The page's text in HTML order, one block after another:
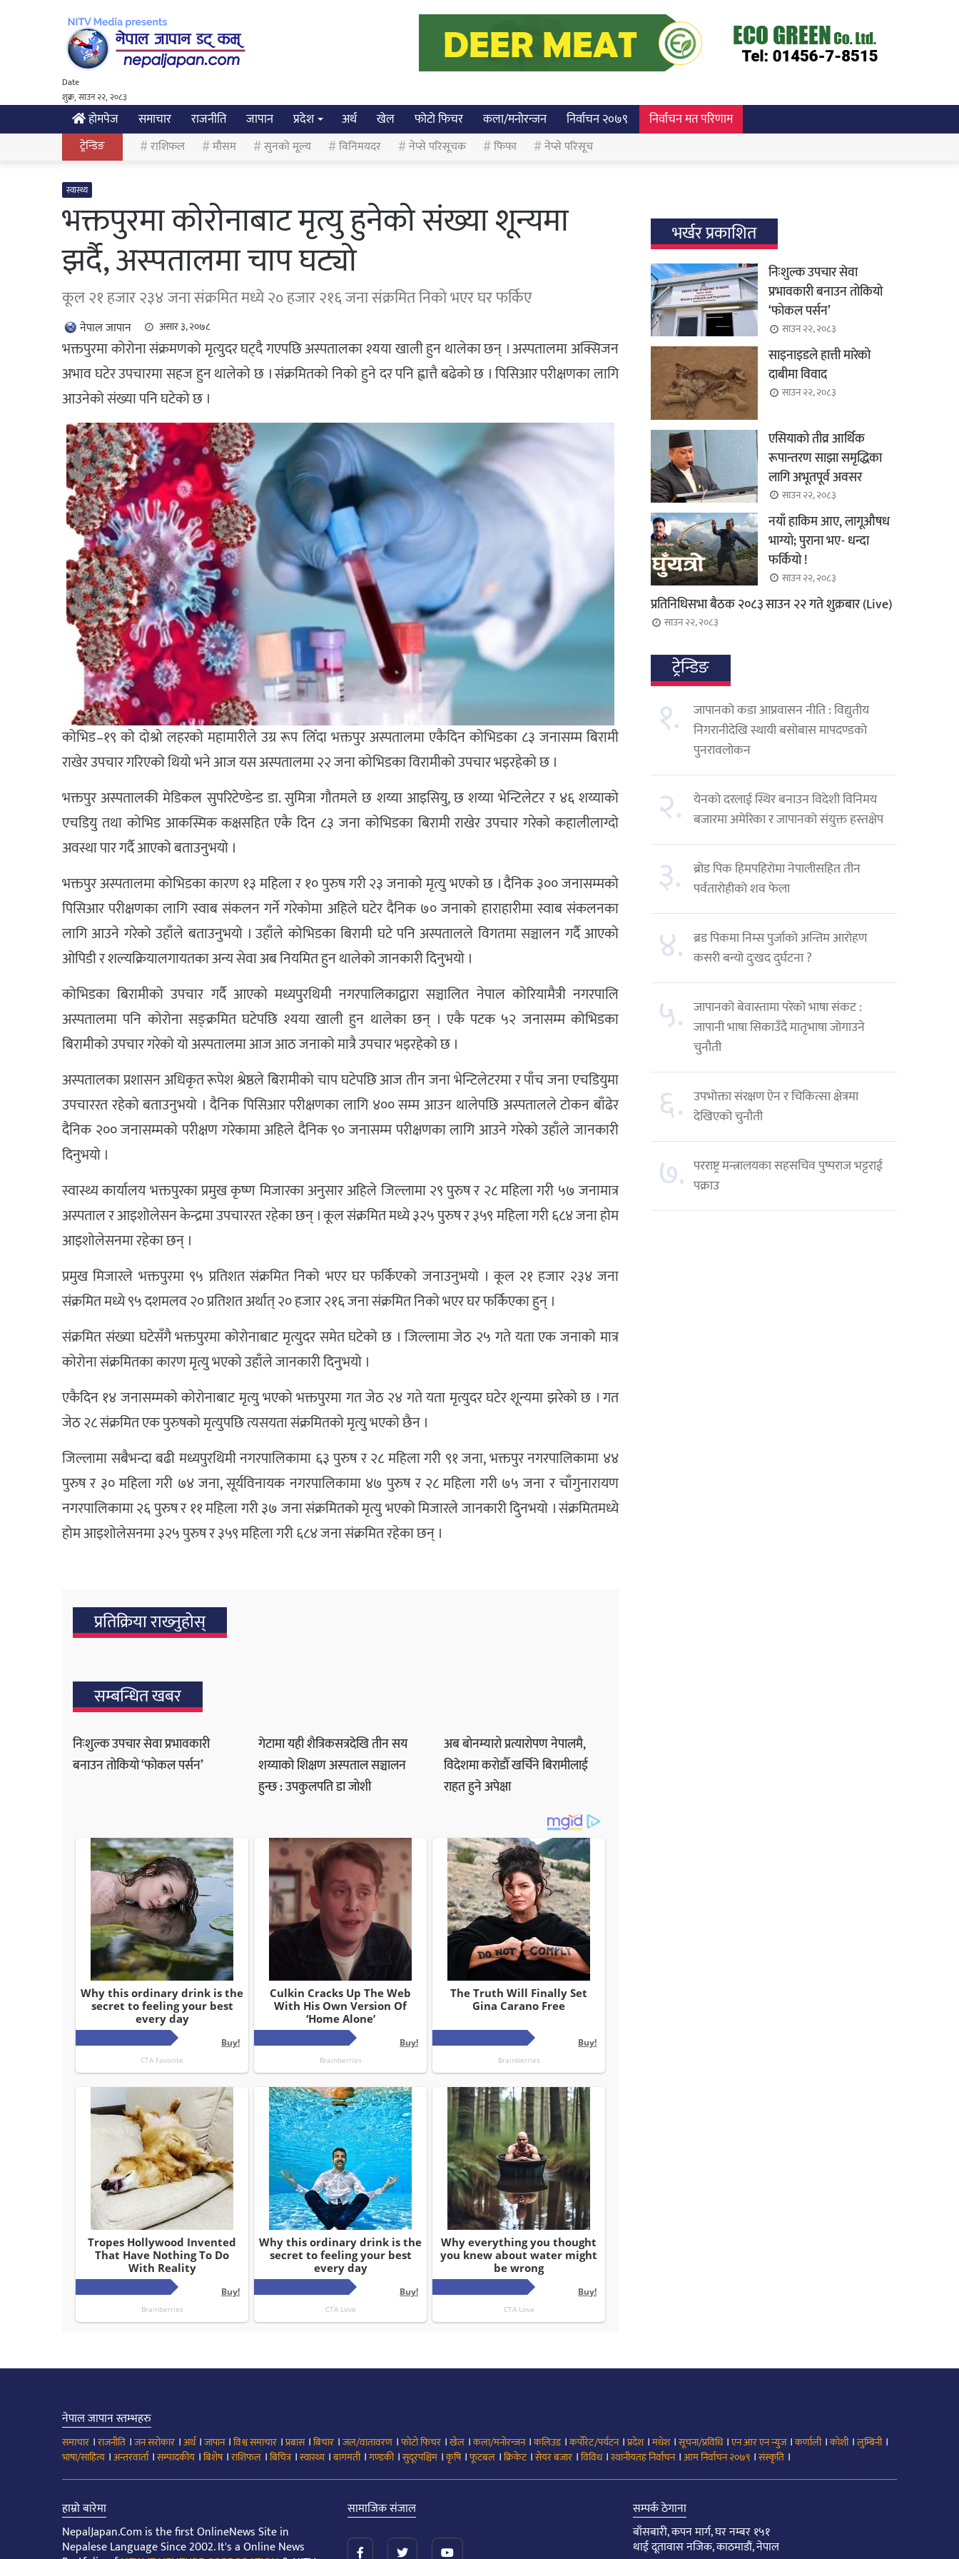
Date
शुक्र, साउन २२, २०८३
होमपेज समाचार राजनीति जापान प्रदेश अर्थ खेल फोटो फिचर कला/मनोरन्जन निर्वाचन २०७९ निर्वाचन मत परिणाम
ट्रेन्डिङ राशिफल मौसम सुनको मूल्य विनिमयदर नेप्से परिसूचक फिफा नेप्से परिसूच
स्वास्थ्य
भक्तपुरमा कोरोनाबाट मृत्यु हुनेको संख्या शून्यमा
झर्दै, अस्पतालमा चाप घट्यो
कूल २१ हजार २३४ जना संक्रमित मध्ये २० हजार २१६ जना संक्रमित निको भएर घर फर्किए
नेपाल जापान असार ३, २०७८
भक्तपुरमा कोरोना संक्रमणको मृत्युदर घट्दै गएपछि अस्पतालका श्यया खाली हुन थालेका छन् । अस्पतालमा अक्सिजन
अभाव घटेर उपचारमा सहज हुन थालेको छ । संक्रमितको निको हुने दर पनि ह्वात्तै बढेको छ । पिसिआर परीक्षणका लागि
आउनेको संख्या पनि घटेको छ ।
कोभिड–१९ को दोश्रो लहरको महामारीले उग्र रूप लिँदा भक्तपुर अस्पतालमा एकैदिन कोभिडका ८३ जनासम्म बिरामी
राखेर उपचार गरिएको थियो भने आज यस अस्पतालमा २२ जना कोभिडका विरामीको उपचार भइरहेको छ ।
भक्तपुर अस्पतालकी मेडिकल सुपरिटेण्डेन्ड डा. सुमित्रा गौतमले छ शय्या आइसियु, छ शय्या भेन्टिलेटर र ४६ शय्याको
एचडियु तथा कोभिड आकस्मिक कक्षसहित एकै दिन ८३ जना कोभिडका बिरामी राखेर उपचार गरेको कहालीलाग्दो
अवस्था पार गर्दै आएको बताउनुभयो ।
भक्तपुर अस्पतालमा कोभिडका कारण १३ महिला र १० पुरुष गरी २३ जनाको मृत्यु भएको छ । दैनिक ३०० जनासम्मको
पिसिआर परीक्षणका लागि स्वाब संकलन गर्ने गरेकोमा अहिले घटेर दैनिक ७० जनाको हाराहारीमा स्वाब संकलनका
लागि आउने गरेको उहाँले बताउनुभयो । उहाँले कोभिडका बिरामी घटे पनि अस्पतालले विगतमा सञ्चालन गर्दै आएको
ओपिडी र शल्यक्रियालगायतका अन्य सेवा अब नियमित हुन थालेको जानकारी दिनुभयो ।
कोभिडका बिरामीको उपचार गर्दै आएको मध्यपुरथिमी नगरपालिकाद्वारा सञ्चालित नेपाल कोरियामैत्री नगरपालि
अस्पतालमा पनि कोरोना सङ्क्रमित घटेपछि श्यया खाली हुन थालेका छन् । एकै पटक ५२ जनासम्म कोभिडका
बिरामीको उपचार गरेको यो अस्पतालमा आज आठ जनाको मात्रै उपचार भइरहेको छ ।
अस्पतालका प्रशासन अधिकृत रूपेश श्रेष्ठले बिरामीको चाप घटेपछि आज तीन जना भेन्टिलेटरमा र पाँच जना एचडियुमा
उपचाररत रहेको बताउनुभयो । दैनिक पिसिआर परीक्षणका लागि ४०० सम्म आउन थालेपछि अस्पतालले टोकन बाँढेर
दैनिक २०० जनासम्मको परीक्षण गरेकामा अहिले दैनिक ९० जनासम्म परीक्षणका लागि आउने गरेको उहाँले जानकारी
दिनुभयो ।
स्वास्थ्य कार्यालय भक्तपुरका प्रमुख कृष्ण मिजारका अनुसार अहिले जिल्लामा २९ पुरुष र २८ महिला गरी ५७ जनामात्र
अस्पताल र आइशोलेसन केन्द्रमा उपचाररत रहेका छन् । कूल संक्रमित मध्ये ३२५ पुरुष र ३५९ महिला गरी ६८४ जना होम
आइशोलेसनमा रहेका छन् ।
प्रमुख मिजारले भक्तपुरमा ९५ प्रतिशत संक्रमित निको भएर घर फर्किएको जनाउनुभयो । कूल २१ हजार २३४ जना
संक्रमित मध्ये ९५ दशमलव २० प्रतिशत अर्थात् २० हजार २१६ जना संक्रमित निको भएर घर फर्किएका हुन् ।
संक्रमित संख्या घटेसँगै भक्तपुरमा कोरोनाबाट मृत्युदर समेत घटेको छ । जिल्लामा जेठ २५ गते यता एक जनाको मात्र
कोरोना संक्रमितका कारण मृत्यु भएको उहाँले जानकारी दिनुभयो ।
एकैदिन १४ जनासम्मको कोरोनाबाट मृत्यु भएको भक्तपुरमा गत जेठ २४ गते यता मृत्युदर घटेर शून्यमा झरेको छ । गत
जेठ २८ संक्रमित एक पुरुषको मृत्युपछि त्यसयता संक्रमितको मृत्यु भएको छैन ।
जिल्लामा सबैभन्दा बढी मध्यपुरथिमी नगरपालिकामा ६३ पुरुष र २८ महिला गरी ९१ जना, भक्तपुर नगरपालिकामा ४४
पुरुष र ३० महिला गरी ७४ जना, सूर्यविनायक नगरपालिकामा ४७ पुरुष र २८ महिला गरी ७५ जना र चाँगुनारायण
नगरपालिकामा २६ पुरुष र ११ महिला गरी ३७ जना संक्रमितको मृत्यु भएको मिजारले जानकारी दिुनभयो । संक्रमितमध्ये
होम आइशोलेसनमा ३२५ पुरुष र ३५९ महिला गरी ६८४ जना संक्रमित रहेका छन् ।
प्रतिक्रिया राख्‍नुहोस्
सम्बन्धित खबर
निःशुल्क उपचार सेवा प्रभावकारी
बनाउन तोकियो ‘फोकल पर्सन’
गेटामा यही शैत्रिकसत्रदेखि तीन सय
शय्याको शिक्षण अस्पताल सञ्चालन
हुन्छ : उपकुलपति डा जोशी
अब बोनम्यारो प्रत्यारोपण नेपालमै,
विदेशमा करोडौँ खर्चिने बिरामीलाई
राहत हुने अपेक्षा
भर्खर प्रकाशित
निःशुल्क उपचार सेवा
प्रभावकारी बनाउन तोकियो
‘फोकल पर्सन’
साउन २२, २०८३
साइनाइडले हात्ती मारेको
दाबीमा विवाद
साउन २२, २०८३
एसियाको तीव्र आर्थिक
रूपान्तरण साझा समृद्धिका
लागि अभूतपूर्व अवसर
साउन २२, २०८३
नयाँ हाकिम आए, लागूऔषध
भाग्यो; पुराना भए- धन्दा
फर्कियो !
साउन २२, २०८३
प्रतिनिधिसभा बैठक २०८३ साउन २२ गते शुक्रबार (Live)
साउन २२, २०८३
ट्रेन्डिङ
१.
जापानको कडा आप्रवासन नीति : विद्युतीय
निगरानीदेखि स्थायी बसोबास मापदण्डको
पुनरावलोकन
२.
येनको दरलाई स्थिर बनाउन विदेशी विनिमय
बजारमा अमेरिका र जापानको संयुक्त हस्तक्षेप
३.
ब्रोड पिक हिमपहिरोमा नेपालीसहित तीन
पर्वतारोहीको शव फेला
४. ब्रड पिकमा निम्स पुर्जाको अन्तिम आरोहण
कसरी बन्यो दुःखद दुर्घटना ?
५. जापानको बेवास्तामा परेको भाषा संकट :
जापानी भाषा सिकाउँदै मातृभाषा जोगाउने
चुनौती
६. उपभोक्ता संरक्षण ऐन र चिकित्सा क्षेत्रमा
देखिएको चुनौती
७. परराष्ट्र मन्त्रालयका सहसचिव पुष्पराज भट्टराई
पक्राउ
नेपाल जापान स्तम्भहरु
समाचार ।राजनीति ।जन सरोकार ।अर्थ।जापान।विश्व समाचार ।प्रबास।बिचार ।जल/वातावरण ।फोटो फिचर ।खेल ।कला/मनोरन्जन।कलिउड।कर्पोरेट/पर्यटन।प्रदेश।मधेश।सूचना/प्रविधि।एन आर एन न्युज।कर्णाली।कोशी।लुम्बिनी।
भाषा/साहित्य ।अन्तरवार्ता।सम्पादकीय ।बिशेष।राशिफल ।बिचित्र।स्वास्थ्य ।बागमती।गण्डकी।सुदूरपश्चिम ।कृषि।फूटबल ।क्रिकेट।सेयर बजार ।विविध।स्थानीयतह निर्वाचन।आम निर्वाचन २०७९ ।संस्कृति ।
हाम्रो बारेमा
NepalJapan.Com is the first OnlineNews Site in
Nepalese Language Since 2002. It's a Online News
सामाजिक संजाल
सम्पर्क ठेगाना
बाँसबारी, कपन मार्ग, घर नम्बर १५१
थाई दूतावास नजिक, काठमाडौं, नेपाल